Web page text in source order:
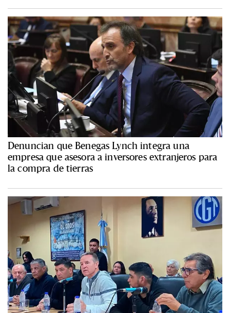
Denuncian que Benegas Lynch integra una
empresa que asesora a inversores extranjeros para
la compra de tierras